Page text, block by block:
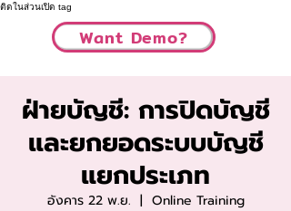
ติดในส่วนเปิด tag
Want Demo?
ฝ่ายบัญชี: การปิดบัญชี
และยกยอดระบบบัญชี
แยกประเภท
อังคาร 22 พ.ย.
  |
Online Training